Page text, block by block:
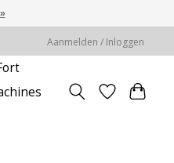
Aanmelden / Inloggen